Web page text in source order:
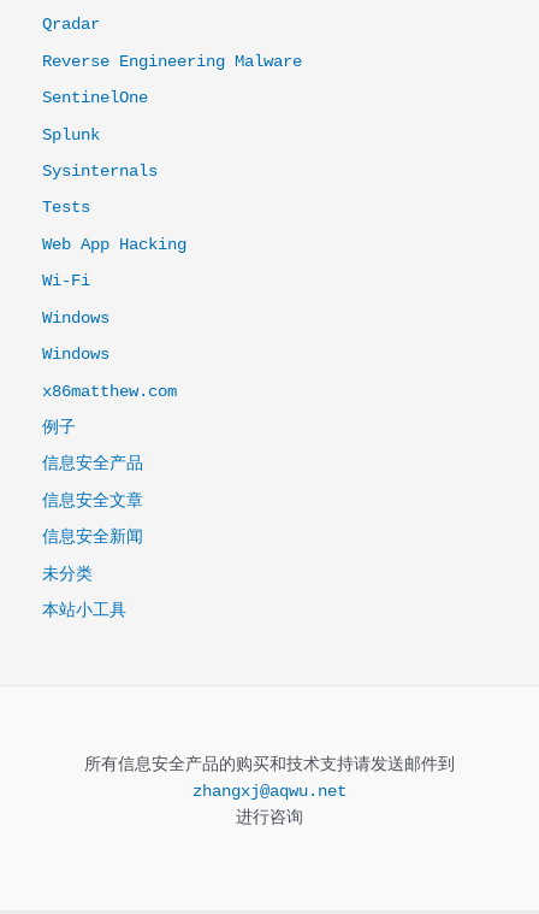
Qradar
Reverse Engineering Malware
SentinelOne
Splunk
Sysinternals
Tests
Web App Hacking
Wi-Fi
Windows
Windows
x86matthew.com
例子
信息安全产品
信息安全文章
信息安全新闻
未分类
本站小工具
所有信息安全产品的购买和技术支持请发送邮件到
zhangxj@aqwu.net
进行咨询